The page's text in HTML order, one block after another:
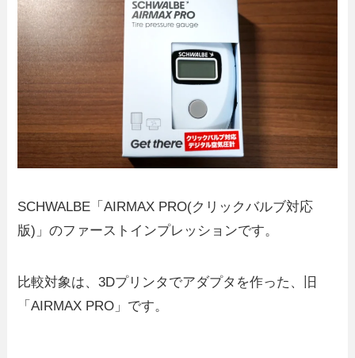
SCHWALBE「AIRMAX PRO(クリックバルブ対応
版)」のファーストインプレッションです。
比較対象は、3Dプリンタでアダプタを作った、旧
「AIRMAX PRO」です。